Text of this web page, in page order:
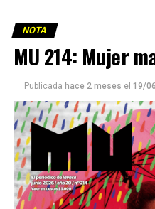
Este número 215 de MU
podría ser una frase:
Sin
NOTA
MU 214: Mujer
Publicada hace 2 meses el 19/